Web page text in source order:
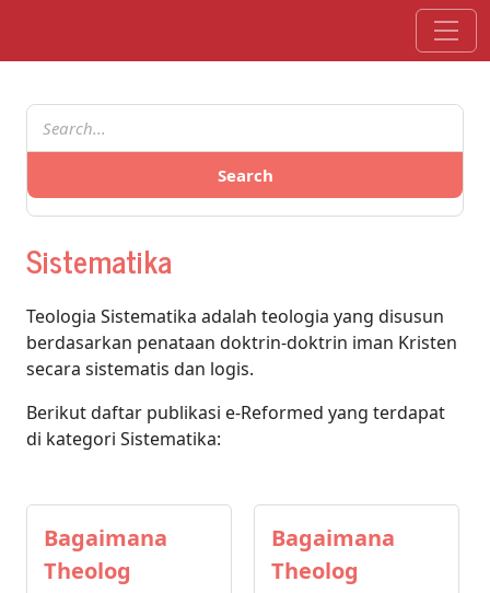
Search
Sistematika
Teologia Sistematika adalah teologia yang disusun
berdasarkan penataan doktrin-doktrin iman Kristen
secara sistematis dan logis.
Berikut daftar publikasi e-Reformed yang terdapat
di kategori Sistematika:
Bagaimana
Theolog
Bagaimana
Theolog